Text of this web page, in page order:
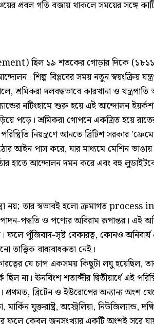
প্রবল গতি বজায় থাকলে সময়ের সঙ্গে
ছিল ১৯ শতকের গোড়ার দিকে (১৮১১-
শিল্প বিপ্লবের সময় নতুন স্বয়ংক্রিয়
শ্রমিকরা দলবদ্ধভাবে কারখানা ও যন্ত্রপাতি
নটিংহামে শুরু হয়ে এই আন্দোলন
পড়ে। শ্রমিকরা গোপনে একত্রিত হয়ে
নিয়ন্ত্রণে আনতে ব্রিটিশ সরকার 'ফ্রেমে
পাস করে, যার মাধ্যমে মেশিন ভাঙায়
হাতে আন্দোলন দমন করে এবং বহু লুডাইটকে
নয়; তার স্বভাবই হলো ক্রমাগত
ও পণ্যের অবিরাম রূপান্তর। এই
ফলে পুঁজিবাদ-সৃষ্ট বেকারত্ব, কোনও
তাত্ত্বিক বাধ্যবাধকতা নেই।
যে চাপ একসময় কিছুটা লঘু হয়েছিল,
না। ঊনবিংশ শতাব্দীর দ্বিতীয়ার্ধে এই
প্রথমত, ব্রিটেন ও ইউরোপের অন্যান্য অংশ
যুক্তরাষ্ট্র, অস্ট্রেলিয়া, নিউজিল্যান্ড,